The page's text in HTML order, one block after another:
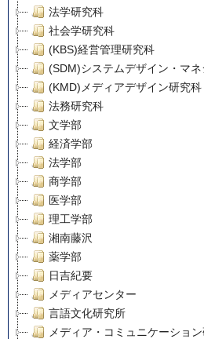
法学研究科
社会学研究科
(KBS)経営管理研究科
(SDM)システムデザイン・マ
(KMD)メディアデザイン研究科
法務研究科
文学部
経済学部
法学部
商学部
医学部
理工学部
湘南藤沢
薬学部
日吉紀要
メディアセンター
言語文化研究所
メディア・コミュニケーショ